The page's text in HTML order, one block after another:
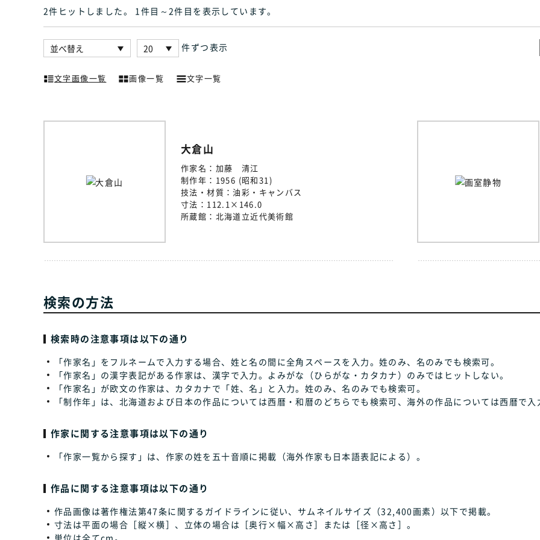
2件ヒット しました。 1件目～2件目 を表示しています。
件ずつ表示
文字画像一覧 画像一覧 文字一覧
大倉山
作家名： 加藤 清江
制作年： 1956 (昭和31)
技法・材質：油彩・キャンバス
寸法： 112.1×146.0
所蔵館： 北海道立近代美術館
検索の方法
検索時の注意事項は以下の通り
「作家名」をフルネームで入力する場合、姓と名の間に全角スペースを入力。姓のみ、名のみでも検索可。
「作家名」の漢字表記がある作家は、漢字で入力。よみがな（ひらがな・カタカナ）のみではヒットしない。
「作家名」が欧文の作家は、カタカナで「姓、名」と入力。姓のみ、名のみでも検索可。
「制作年」は、北海道および日本の作品については西暦・和暦のどちらでも検索可、海外の作品については西暦で入
作家に関する注意事項は以下の通り
「作家一覧から探す」は、作家の姓を五十音順に掲載（海外作家も日本語表記による）。
作品に関する注意事項は以下の通り
作品画像は著作権法第47条に関するガイドラインに従い、サムネイルサイズ（32,400画素）以下で掲載。
寸法は平面の場合［縦×横］、立体の場合は［奥行×幅×高さ］または［径×高さ］。
単位は全てcm。